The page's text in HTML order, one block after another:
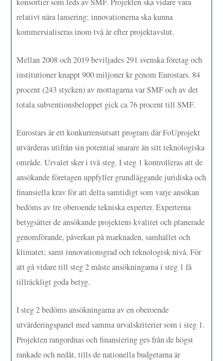
relativt nära lansering; innovationerna ska kunna
kommersialiseras inom två år efter projektavslut.
Mellan 2008 och 2019 beviljades 291 svenska företag och
institutioner knappt 900 miljoner kr genom Eurostars. 84
procent (243 stycken) av mottagarna var SMF och av det
totala subventionsbeloppet gick ca 76 procent till SMF.
Eurostars är ett konkurrensutsatt program där FoUprojekt
utvärderas utifrån sin potential snarare än sitt teknologiska
område. Urvalet sker i två steg. I steg 1 kontrolleras att de
ansökande företagen uppfyller grundläggande juridiska och
finansiella krav för att delta samtidigt som varje ansökan
bedöms av tre oberoende tekniska experter. Experterna
betygsätter de ansökande projektens kvalitet och planerade
genomförande, påverkan på marknaden, samhället och
klimatet; samt innovationsgrad och teknologisk nivå. För
att gå vidare till steg 2 måste ansökningarna i steg 1 få
tillräckligt goda betyg.
I steg 2 bedöms ansökningarna av en oberoende
utvärderingspanel med samma urvalskriterier som i steg 1.
Projekten rangordnas och finansiering ges från de högst
rankade och nedåt, tills de nationella budgetarna är